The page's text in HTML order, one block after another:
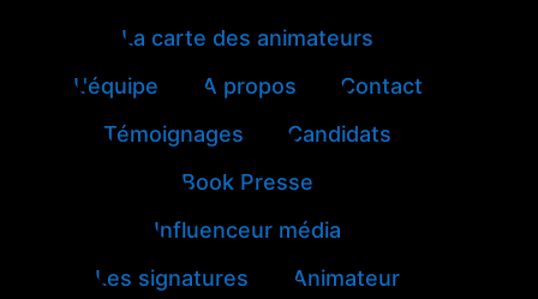
La carte des animateurs
L'équipe
A propos
Contact
Témoignages
Candidats
Book Presse
Influenceur média
Les signatures
Animateur